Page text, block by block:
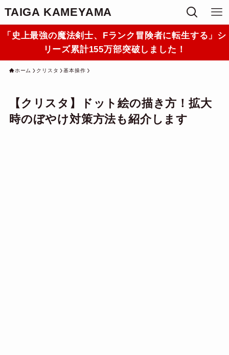
TAIGA KAMEYAMA
「史上最強の魔法剣士、Fランク冒険者に転生する」シ
リーズ累計155万部突破しました！
ホーム クリスタ 基本操作
【クリスタ】ドット絵の描き方！拡大
時のぼやけ対策方法も紹介します